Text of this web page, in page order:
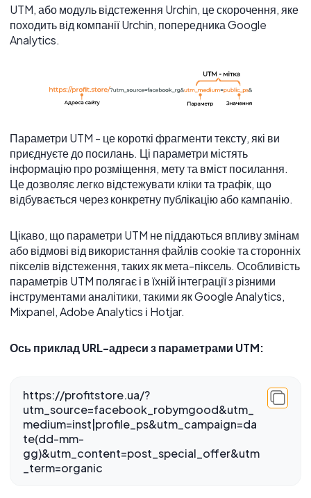
Висновки
UTM, або модуль відстеження Urchin, це скорочення, яке
походить від компанії Urchin, попередника Google
Analytics.
Параметри UTM - це короткі фрагменти тексту, які ви
приєднуєте до посилань. Ці параметри містять
інформацію про розміщення, мету та вміст посилання.
Це дозволяє легко відстежувати кліки та трафік, що
відбувається через конкретну публікацію або кампанію.
Цікаво, що параметри UTM не піддаються впливу змінам
або відмові від використання файлів cookie та сторонніх
пікселів відстеження, таких як мета-піксель. Особливість
параметрів UTM полягає і в їхній інтеграції з різними
інструментами аналітики, такими як Google Analytics,
Mixpanel, Adobe Analytics і Hotjar.
Ось приклад URL-адреси з параметрами UTM:
https://profitstore.ua/?
utm_source=facebook_robymgood&utm_
medium=inst|profile_ps&utm_campaign=da
te(dd-mm-
gg)&utm_content=post_special_offer&utm
_term=organic